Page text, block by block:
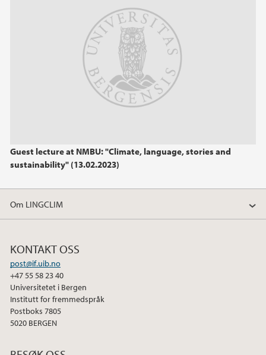
Guest lecture at NMBU: "Climate, language, stories and
sustainability" (13.02.2023)
Om LINGCLIM
KONTAKT OSS
post@if.uib.no
+47 55 58 23 40
Universitetet i Bergen
Institutt for fremmedspråk
Postboks 7805
5020 BERGEN